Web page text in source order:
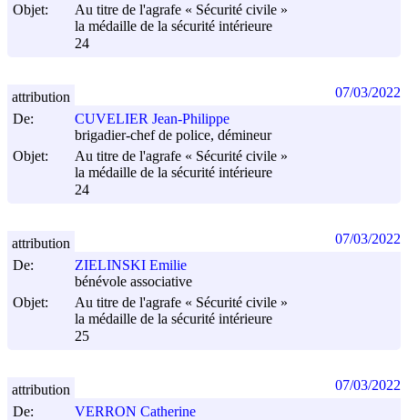
Objet:
Au titre de l'agrafe « Sécurité civile »
la médaille de la sécurité intérieure
24
De:
CUVELIER Jean-Philippe
brigadier-chef de police, démineur
Objet:
Au titre de l'agrafe « Sécurité civile »
la médaille de la sécurité intérieure
24
attribution 07/03/2022
De:
ZIELINSKI Emilie
bénévole associative
Objet:
Au titre de l'agrafe « Sécurité civile »
la médaille de la sécurité intérieure
25
attribution 07/03/2022
De:
VERRON Catherine
attribution 07/03/2022